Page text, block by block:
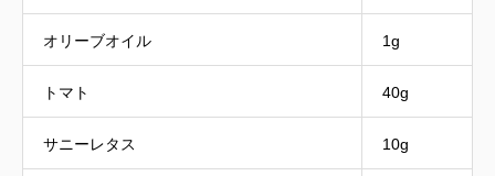
オリーブオイル 1g
トマト 40g
サニーレタス 10g